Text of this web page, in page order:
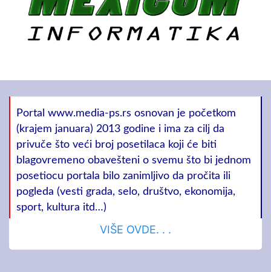
Portal www.media-ps.rs osnovan je početkom
(krajem januara) 2013 godine i ima za cilj da
privuče što veći broj posetilaca koji će biti
blagovremeno obavešteni o svemu što bi jednom
posetiocu portala bilo zanimljivo da pročita ili
pogleda (vesti grada, selo, društvo, ekonomija,
sport, kultura itd…)
VIŠE OVDE. . .